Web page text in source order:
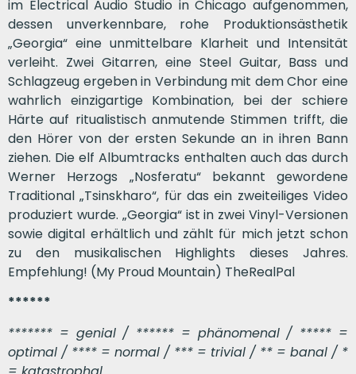
im Electrical Audio Studio in Chicago aufgenommen,
dessen unverkennbare, rohe Produktionsästhetik
„Georgia“ eine unmittelbare Klarheit und Intensität
verleiht. Zwei Gitarren, eine Steel Guitar, Bass und
Schlagzeug ergeben in Verbindung mit dem Chor eine
wahrlich einzigartige Kombination, bei der schiere
Härte auf ritualistisch anmutende Stimmen trifft, die
den Hörer von der ersten Sekunde an in ihren Bann
ziehen. Die elf Albumtracks enthalten auch das durch
Werner Herzogs „Nosferatu“ bekannt gewordene
Traditional „Tsinskharo“, für das ein zweiteiliges Video
produziert wurde. „Georgia“ ist in zwei Vinyl-Versionen
sowie digital erhältlich und zählt für mich jetzt schon
zu den musikalischen Highlights dieses Jahres.
Empfehlung! (My Proud Mountain) TheRealPal
******
******* = genial / ****** = phänomenal / ***** =
optimal / **** = normal / *** = trivial / ** = banal / *